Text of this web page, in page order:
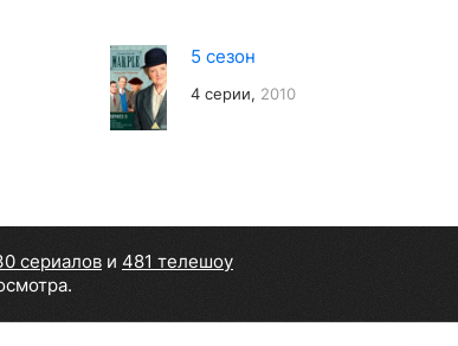
5 сезон
4 серии, 2010
сериалов и 481 телешоу